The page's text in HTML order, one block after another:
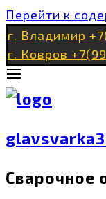
Перейти к
г. Владимир
г. Ковров
Сварочное